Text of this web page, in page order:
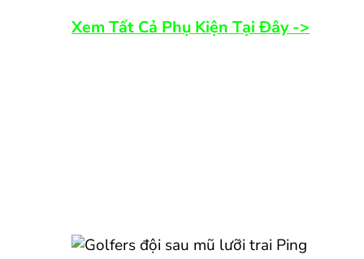
Xem Tất Cả Phụ Kiện Tại Đây ->